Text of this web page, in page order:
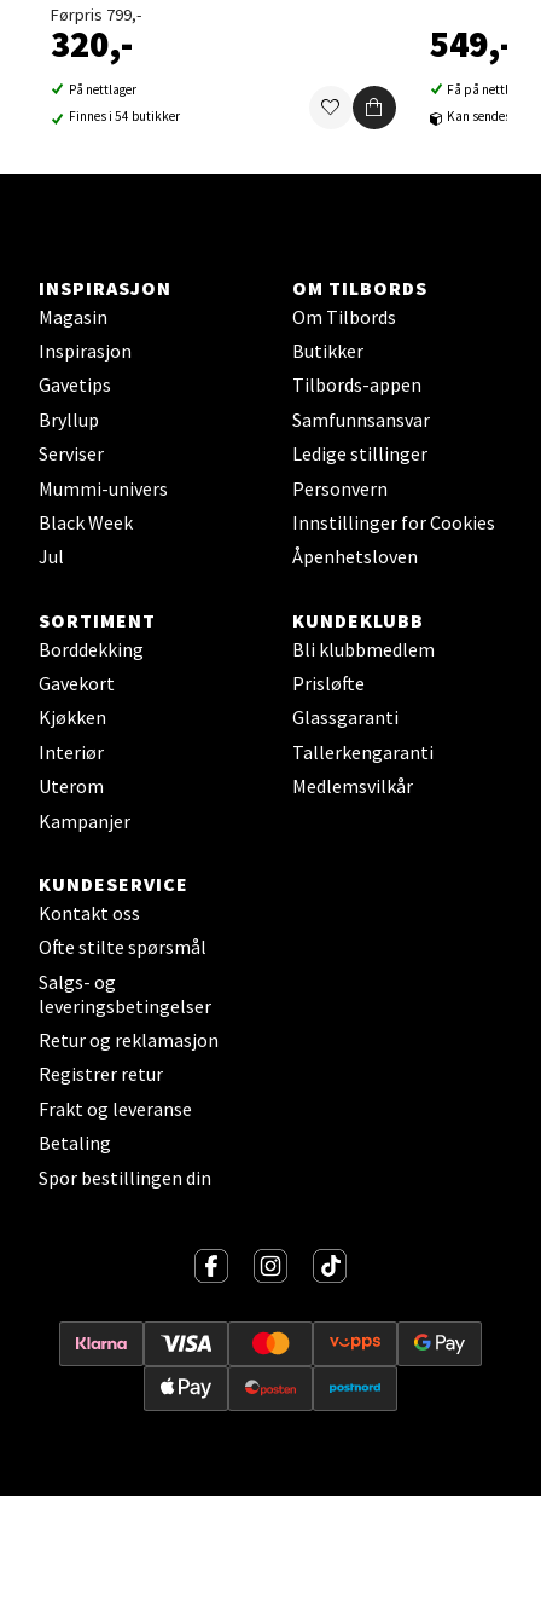
Førpris 799,-
320,-
På nettlager
Finnes i 54 butikker
549,-
Få på nettlager
Kan sendes til
INSPIRASJON
Magasin
Inspirasjon
Gavetips
Bryllup
Serviser
Mummi-univers
Black Week
Jul
OM TILBORDS
Om Tilbords
Butikker
Tilbords-appen
Samfunnsansvar
Ledige stillinger
Personvern
Innstillinger for Cookies
Åpenhetsloven
SORTIMENT
Borddekking
Gavekort
Kjøkken
Interiør
Uterom
Kampanjer
KUNDEKLUBB
Bli klubbmedlem
Prisløfte
Glassgaranti
Tallerkengaranti
Medlemsvilkår
KUNDESERVICE
Kontakt oss
Ofte stilte spørsmål
Salgs- og
leveringsbetingelser
Retur og reklamasjon
Registrer retur
Frakt og leveranse
Betaling
Spor bestillingen din
Sortland - Sortland Storsenter
Åpent i dag 10-19
Steinkjer - Thon Senter Steinkjer
Sjøfartsgata 2, 7714 Steinkjer
Åpent i dag 10-20
0 i butikk
Leirvik - Stord
Åpent i dag 10-17
Oslo - Thon Senter Storo
Vitaminveien 7 - 9, 0485 Oslo
Åpent i dag 10-21
0 i butikk
Lillehammer - Strandtorget
Strandtorget, 2609 Lillehammer
Åpent i dag 09-20